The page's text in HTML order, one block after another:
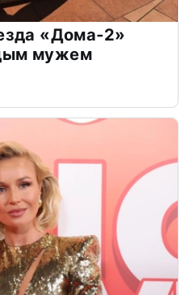
«Дома-2»
мужем